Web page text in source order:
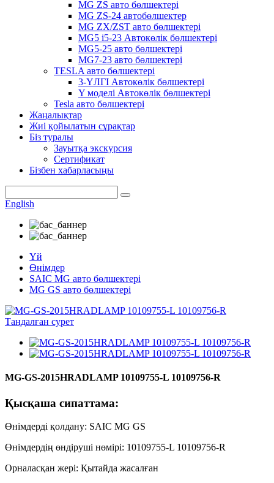
MG ZS авто бөлшектері
MG ZS-24 автобөлшектер
MG ZX/ZST авто бөлшектері
MG5 i5-23 Автокөлік бөлшектері
MG5-25 авто бөлшектері
MG7-23 авто бөлшектері
TESLA авто бөлшектері
3-ҮЛГІ Автокөлік бөлшектері
Y моделі Автокөлік бөлшектері
Tesla авто бөлшектері
Жаңалықтар
Жиі қойылатын сұрақтар
Біз туралы
Зауытқа экскурсия
Сертификат
Бізбен хабарласыңы
English
Үй
Өнімдер
SAIC MG авто бөлшектері
MG GS авто бөлшектері
MG-GS-2015HRADLAMP 10109755-L 10109756-R
Қысқаша сипаттама:
Өнімдерді қолдану: SAIC MG GS
Өнімдердің өндіруші нөмірі: 10109755-L 10109756-R
Орналасқан жері: Қытайда жасалған